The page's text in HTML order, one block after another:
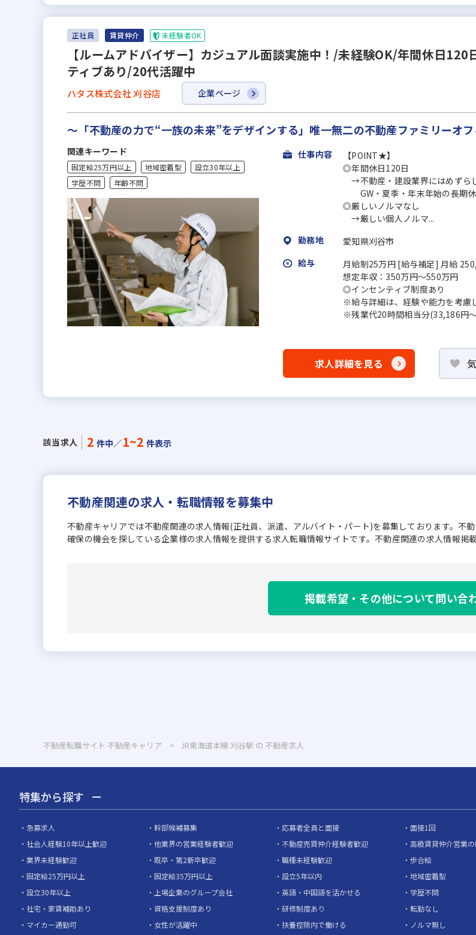
正社員 賃貸仲介 未経験者OK
【ルームアドバイザー】カジュアル面談実施中！/未経験OK/年間休日
ティブあり/20代活躍中
ハタス株式会社 刈谷店 企業ページ
～「不動産の力で“一族の未来”をデザインする」唯一無二の不動産ファミリーオ
関連キーワード
固定給25万円以上 地域密着型
設立30年以上
学歴不問
年齢不問
仕事内容
【POINT★】
◎年間休日120日
→不動産・建設業界にはめずら
GW・夏季・年末年始の長期休
◎厳しいノルマなし
→厳しい個人ノルマ...
勤務地
愛知県刈谷市
給与
月給制25万円 [給与補足] 月給
想定年収：350万円～550万円
◎インセンティブ制度あり
※給与詳細は、経験や能力を考慮
※残業代20時間相当分(33,186円
求人詳細を見る
該当求人 2 件中／1~2 件表示
不動産関連の求人・転職情報を募集中
不動産キャリアでは不動産関連の求人情報(正社員、派遣、アルバイト・パート)を募集しております。不
確保の機会を探している企業様の求人情報を提供する求人転職情報サイトです。不動産関連の求人情報掲
掲載希望・その他について問い合
不動産転職サイト 不動産キャリア JR東海道本線 刈谷駅 の 不動産求人
特集から探す
急募求人 幹部候補募集 応募者全員と面接 面接1回
社会人経験10年以上歓迎
他業界の営業経験者歓迎 不動産売買仲介経験者歓迎 高級賃貸仲介営業
業界未経験歓迎
既卒・第2新卒歓迎 職種未経験歓迎 歩合給
固定給25万円以上
固定給35万円以上 設立5年以内 地域密着型
設立30年以上
上場企業のグループ会社 英語・中国語を活かせる 学歴不問
社宅・家賃補助あり
資格支援制度あり 研修制度あり 転勤なし
マイカー通勤可
女性が活躍中 扶養控除内で働ける ノルマ無し